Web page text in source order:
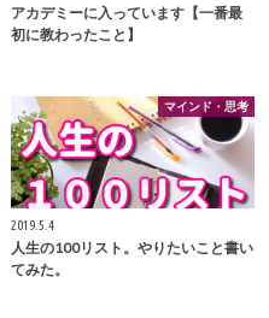
アカデミーに入っています【一番最
初に教わったこと】
マインド・思考
2019.5.4
人生の100リスト。やりたいこと書い
てみた。